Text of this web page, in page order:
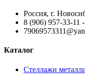
Россия, г.
8 (906) 957-33-11
Каталог
Стеллажи